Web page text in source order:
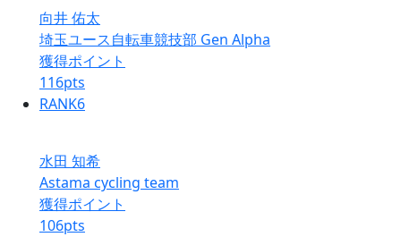
向井 佑太
埼玉ユース自転車競技部 Gen Alpha
獲得ポイント
116pts
RANK6
水田 知希
Astama cycling team
獲得ポイント
106pts